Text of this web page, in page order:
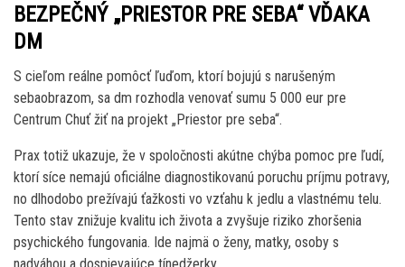
BEZPEČNÝ „PRIESTOR PRE SEBA“ VĎAKA
DM
S cieľom reálne pomôcť ľuďom, ktorí bojujú s narušeným
sebaobrazom, sa dm rozhodla venovať sumu 5 000 eur pre
Centrum Chuť žiť na projekt „Priestor pre seba“.
Prax totiž ukazuje, že v spoločnosti akútne chýba pomoc pre ľudí,
ktorí síce nemajú oficiálne diagnostikovanú poruchu príjmu potravy,
no dlhodobo prežívajú ťažkosti vo vzťahu k jedlu a vlastnému telu.
Tento stav znižuje kvalitu ich života a zvyšuje riziko zhoršenia
psychického fungovania. Ide najmä o ženy, matky, osoby s